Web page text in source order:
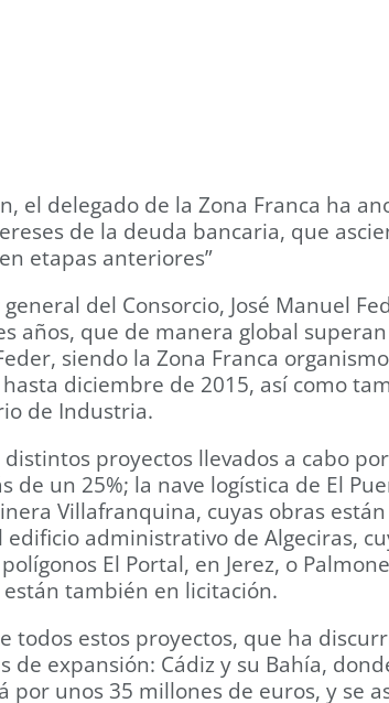
el delegado de la Zona Franca ha
de la deuda bancaria, que
etapas anteriores”
del Consorcio, José Manuel
años, que de manera global
siendo la Zona Franca
diciembre de 2015, así como
de Industria.
proyectos llevados a cabo
de un 25%; la nave logística de El
Villafranquina, cuyas obras
administrativo de Algeciras,
El Portal, en Jerez, o
también en licitación.
todos estos proyectos, que ha
expansión: Cádiz y su Bahía,
unos 35 millones de euros, y se